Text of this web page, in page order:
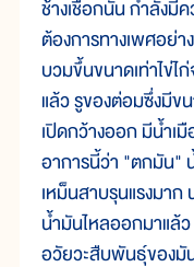
ช้างเชือกนั้น กำลัง
ต้องการทางเพศอย่
บวมขึ้นขนาดเท่าไข่
แล้ว รูของต่อมซึ่งมีข
เปิดกว้างออก มีน้ำเ
อาการนี้ว่า "ตกมัน"
เหม็นสาบรุนแรงมา
น้ำมันไหลออกมาแล้
อวัยวะสืบพันธุ์ของมั